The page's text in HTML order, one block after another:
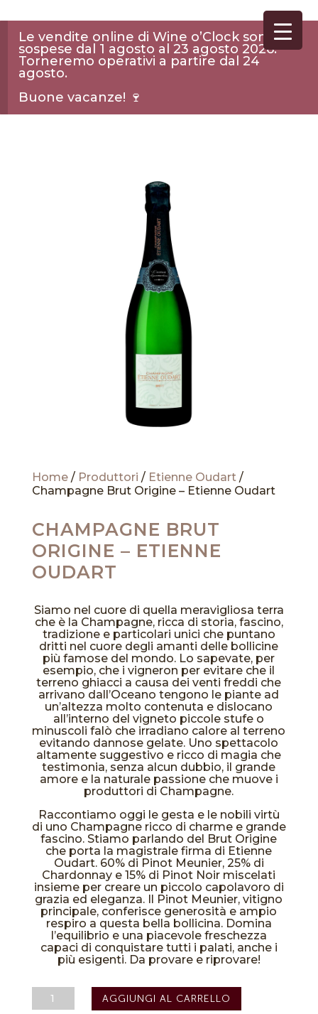
Le vendite online di Wine o’Clock sono
sospese dal 1 agosto al 23 agosto 2026.
Torneremo operativi a partire dal 24
agosto.
Buone vacanze! 🍷
Home/ Produttori / Etienne Oudart/
Champagne Brut Origine – Etienne Oudart
CHAMPAGNE BRUT
ORIGINE – ETIENNE
OUDART
Siamo nel cuore di quella meravigliosa terra
che è la Champagne, ricca di storia, fascino,
tradizione e particolari unici che puntano
dritti nel cuore degli amanti delle bollicine
più famose del mondo. Lo sapevate, per
esempio, che i vigneron per evitare che il
terreno ghiacci a causa dei venti freddi che
arrivano dall’Oceano tengono le piante ad
un’altezza molto contenuta e dislocano
all’interno del vigneto piccole stufe o
minuscoli falò che irradiano calore al terreno
evitando dannose gelate. Uno spettacolo
altamente suggestivo e ricco di magia che
testimonia, senza alcun dubbio, il grande
amore e la naturale passione che muove i
produttori di Champagne.
Raccontiamo oggi le gesta e le nobili virtù
di uno Champagne ricco di charme e grande
fascino. Stiamo parlando del Brut Origine
che porta la magistrale firma di Etienne
Oudart. 60% di Pinot Meunier, 25% di
Chardonnay e 15% di Pinot Noir miscelati
insieme per creare un piccolo capolavoro di
grazia ed eleganza. Il Pinot Meunier, vitigno
principale, conferisce generosità e ampio
respiro a questa bella bollicina. Domina
l’equilibrio e una piacevole freschezza
capaci di conquistare tutti i palati, anche i
più esigenti. Da provare e riprovare!
Champagne
Brut
AGGIUNGI AL CARRELLO